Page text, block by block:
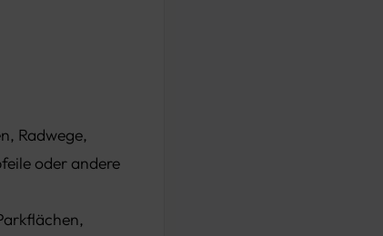
Radwege,
oder andere